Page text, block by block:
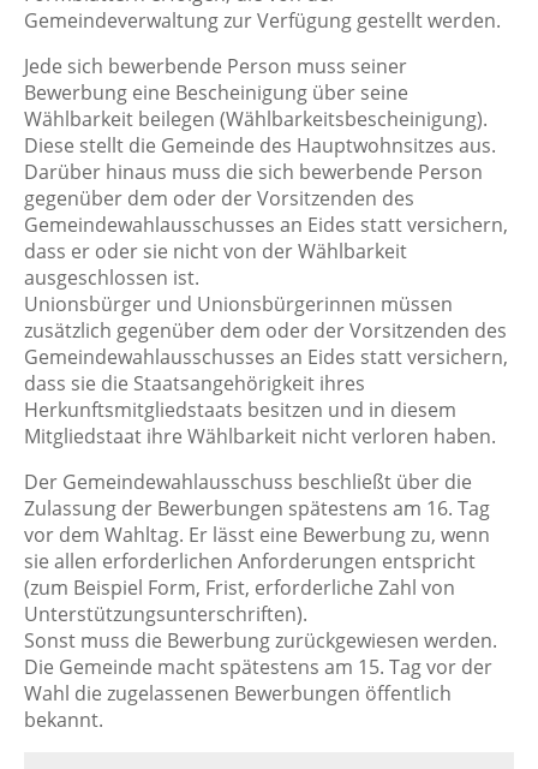
Gemeindeverwaltung zur Verfügung gestellt werden.
Jede sich bewerbende Person muss seiner
Bewerbung eine Bescheinigung über seine
Wählbarkeit beilegen (Wählbarkeitsbescheinigung).
Diese stellt die Gemeinde des Hauptwohnsitzes aus.
Darüber hinaus muss die sich bewerbende Person
gegenüber dem oder der Vorsitzenden des
Gemeindewahlausschusses an Eides statt versichern,
dass er oder sie nicht von der Wählbarkeit
ausgeschlossen ist.
Unionsbürger und Unionsbürgerinnen müssen
zusätzlich gegenüber dem oder der Vorsitzenden des
Gemeindewahlausschusses an Eides statt versichern,
dass sie die Staatsangehörigkeit ihres
Herkunftsmitgliedstaats besitzen und in diesem
Mitgliedstaat ihre Wählbarkeit nicht verloren haben.
Der Gemeindewahlausschuss beschließt über die
Zulassung der Bewerbungen spätestens am 16. Tag
vor dem Wahltag. Er lässt eine Bewerbung zu, wenn
sie allen erforderlichen Anforderungen entspricht
(zum Beispiel Form, Frist, erforderliche Zahl von
Unterstützungsunterschriften).
Sonst muss die Bewerbung zurückgewiesen werden.
Die Gemeinde macht spätestens am 15. Tag vor der
Wahl die zugelassenen Bewerbungen öffentlich
bekannt.